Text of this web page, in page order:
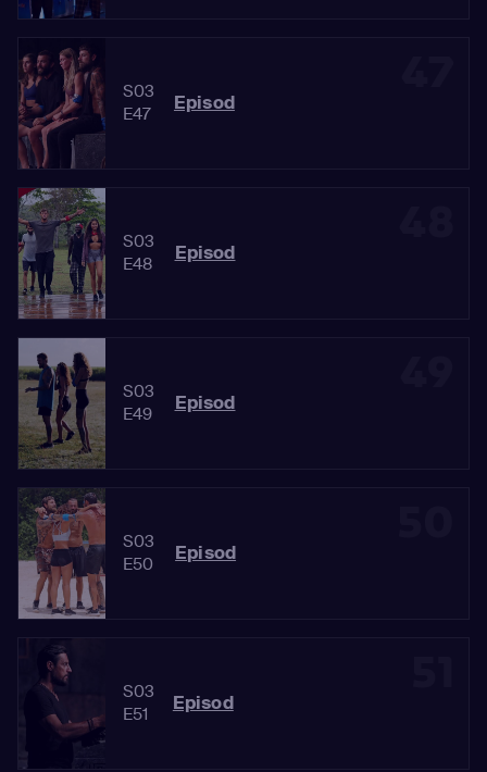
S03
E47
Episod
S03
E48
Episod
S03
E49
Episod
S03
E50
Episod
S03
E51
Episod